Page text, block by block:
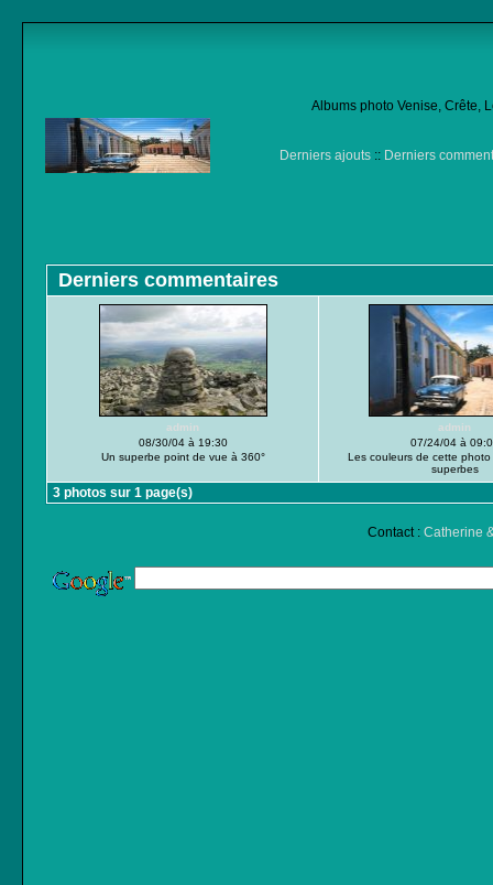
Albums photo Venise, Crête,
Derniers ajouts:: Derniers
Derniers commentaires
admin
08/30/04 à 19:30
Un superbe point de vue à 360°
admin
07/24/04 à
Les couleurs de cette photo
superbes
3 photos sur 1 page(s)
Contact : Catherine